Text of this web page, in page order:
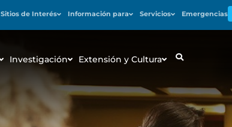
Sitios de Interés Información para Servicios Emergencias
Investigación Extensión y Cultura